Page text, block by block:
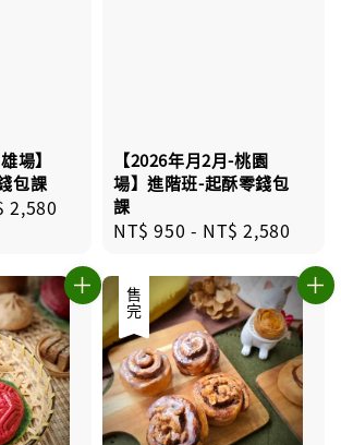
場】
包課
2,580
【2026年月2月-桃園
場】進階班-起酥零錢包
課
Regular
NT$ 950 - NT$ 2,580
售完